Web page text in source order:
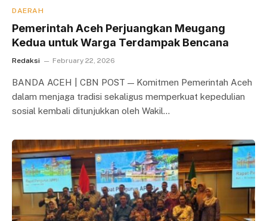
DAERAH
Pemerintah Aceh Perjuangkan Meugang
Kedua untuk Warga Terdampak Bencana
Redaksi February 22, 2026
BANDA ACEH | CBN POST — Komitmen Pemerintah Aceh
dalam menjaga tradisi sekaligus memperkuat kepedulian
sosial kembali ditunjukkan oleh Wakil…